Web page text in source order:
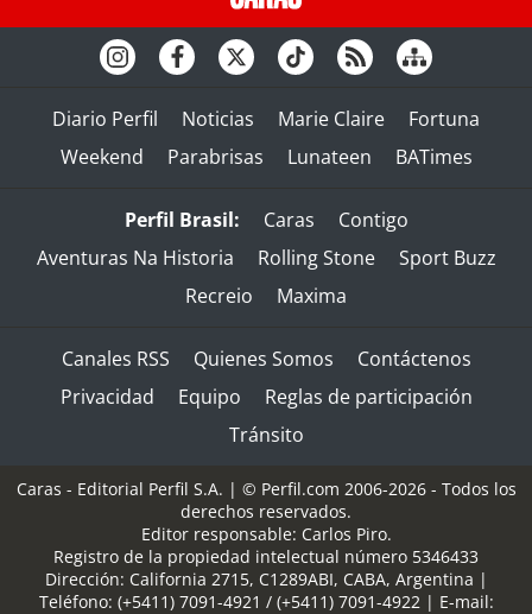
Diario Perfil Noticias Marie Claire
Fortuna
Weekend
Parabrisas Lunateen BATimes
Perfil Brasil: Caras
Contigo
Aventuras Na Historia
Rolling Stone
Sport Buzz
Recreio
Maxima
Canales RSS Quienes Somos
Contáctenos
Privacidad
Equipo
Reglas de participación
Tránsito
Caras - Editorial Perfil S.A. | © Perfil.com 2006-2026 - Todos los
derechos reservados.
Editor responsable: Carlos Piro.
Registro de la propiedad intelectual número 5346433
Dirección: California 2715, C1289ABI, CABA, Argentina |
Teléfono: (+5411) 7091-4921 / (+5411) 7091-4922| E-mail: